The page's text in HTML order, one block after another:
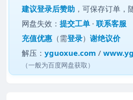
建议登录后赞助 ，可保存订单，
网盘失效：提交工单 ·联系客服
充值优惠 （需登录）谢绝议价
解压：yguoxue.com /
（一般为百度网盘获取）